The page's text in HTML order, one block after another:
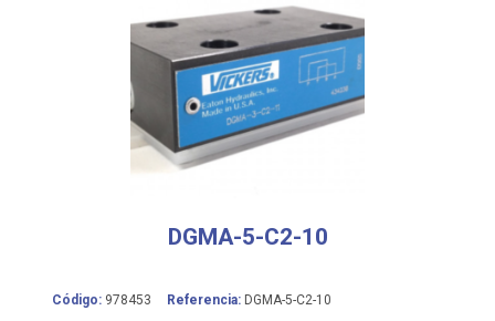
DGMA-5-C2-10
Código: 978453 Referencia: DGMA-5-C2-10